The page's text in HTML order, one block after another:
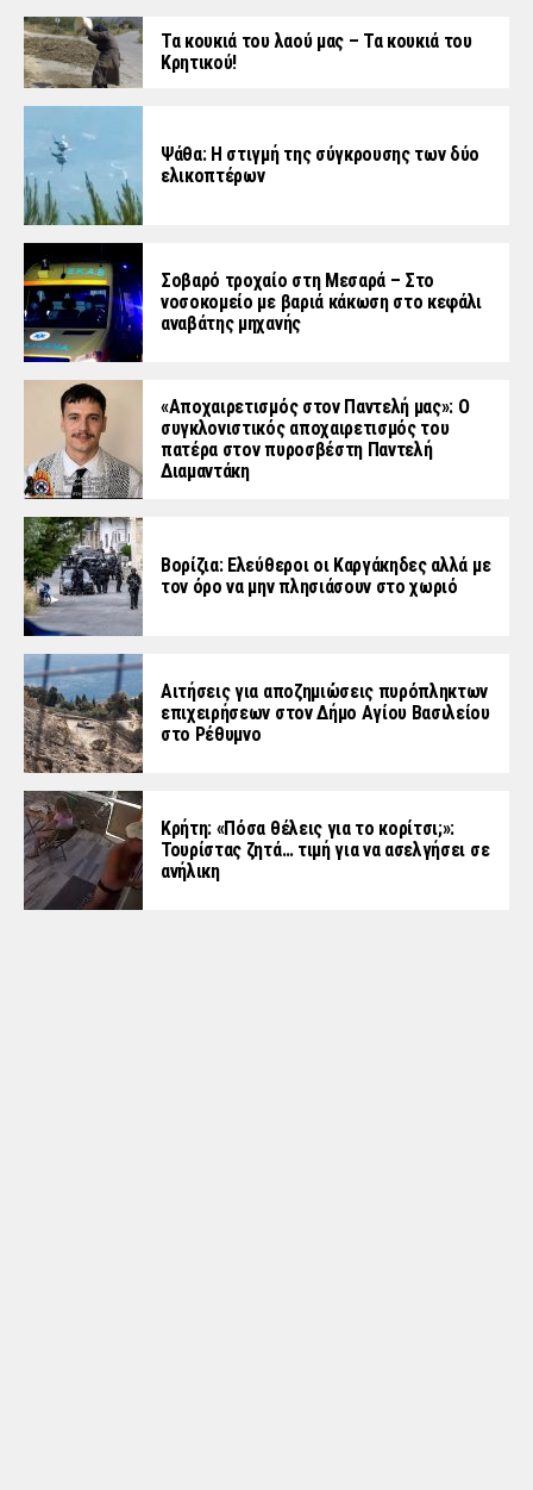
Τα κουκιά του λαού μας – Τα κουκιά του
Κρητικού!
Ψάθα: Η στιγμή της σύγκρουσης των δύο
ελικοπτέρων
Σοβαρό τροχαίο στη Μεσαρά – Στο
νοσοκομείο με βαριά κάκωση στο κεφάλι
αναβάτης μηχανής
«Aποχαιρετισμός στον Παντελή μας»: Ο
συγκλονιστικός αποχαιρετισμός του
πατέρα στον πυροσβέστη Παντελή
Διαμαντάκη
Βορίζια: Ελεύθεροι οι Καργάκηδες αλλά με
τον όρο να μην πλησιάσουν στο χωριό
Αιτήσεις για αποζημιώσεις πυρόπληκτων
επιχειρήσεων στον Δήμο Αγίου Βασιλείου
στο Ρέθυμνο
Κρήτη: «Πόσα θέλεις για το κορίτσι;»:
Τουρίστας ζητά… τιμή για να ασελγήσει σε
ανήλικη